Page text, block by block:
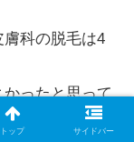
科の脱毛は4
ったと思って
トップ サイドバー